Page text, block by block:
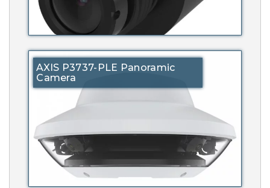
AXIS P3737-PLE Panoramic
Camera